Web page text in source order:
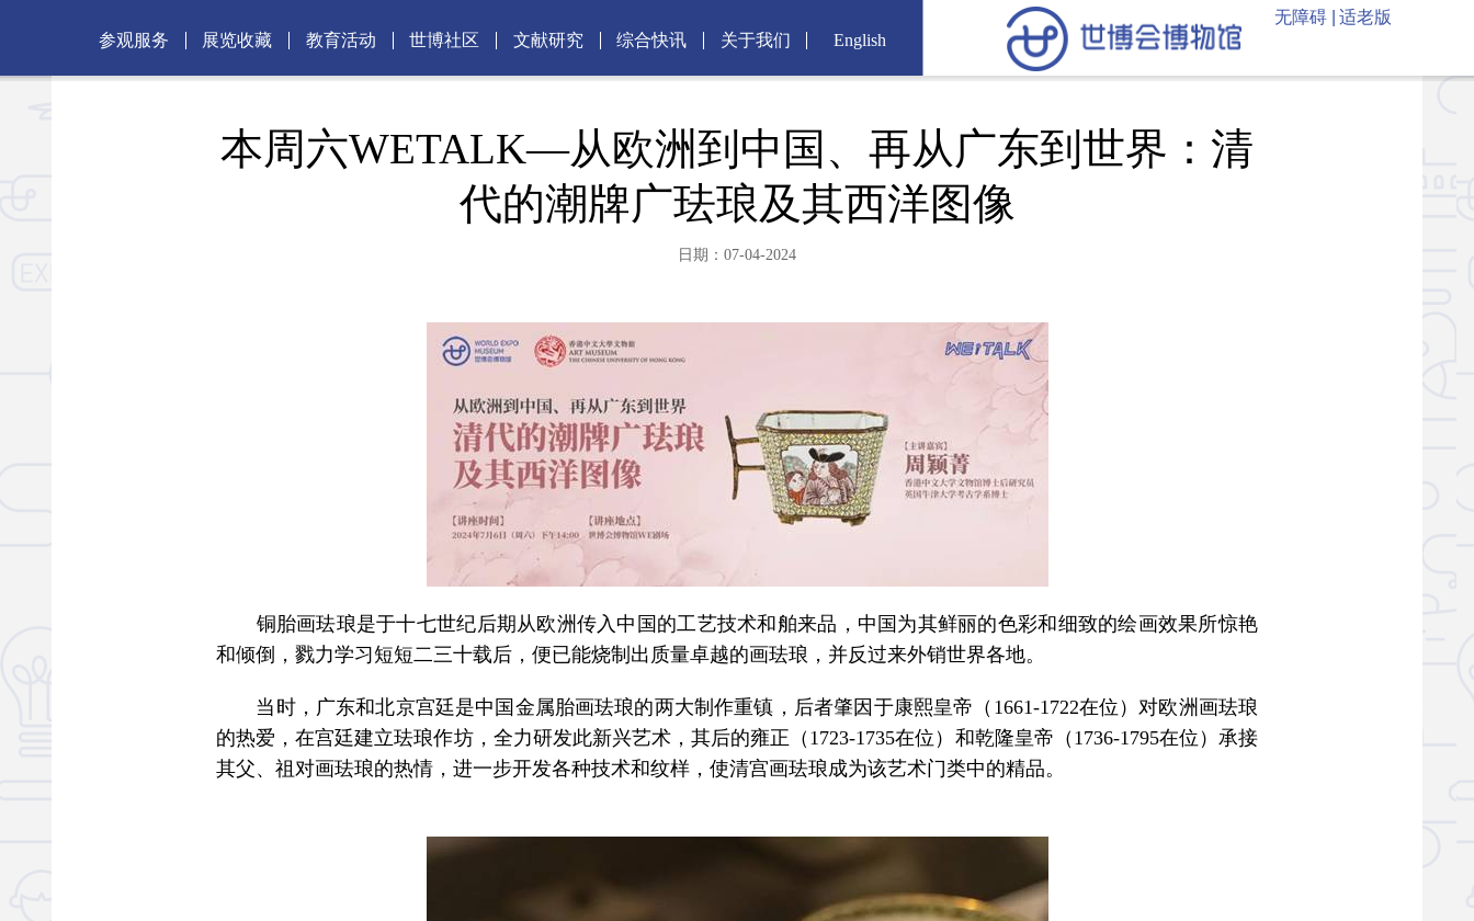
参观服务 展览收藏 教育活动 世博社区 文献研究 综合快讯 关于我们 English
无障碍 | 适老版
本周六WETALK—从欧洲到中国、再从广东到世界：清
代的潮牌广珐琅及其西洋图像
日期：07-04-2024
铜胎画珐琅是于十七世纪后期从欧洲传入中国的工艺技术和舶来品，中国为其鲜丽的色彩和细致的绘画效果所惊艳
和倾倒，戮力学习短短二三十载后，便已能烧制出质量卓越的画珐琅，并反过来外销世界各地。
当时，广东和北京宫廷是中国金属胎画珐琅的两大制作重镇，后者肇因于康熙皇帝（1661-1722在位）对欧洲画珐琅
的热爱，在宫廷建立珐琅作坊，全力研发此新兴艺术，其后的雍正（1723-1735在位）和乾隆皇帝（1736-1795在位）承接
其父、祖对画珐琅的热情，进一步开发各种技术和纹样，使清宫画珐琅成为该艺术门类中的精品。